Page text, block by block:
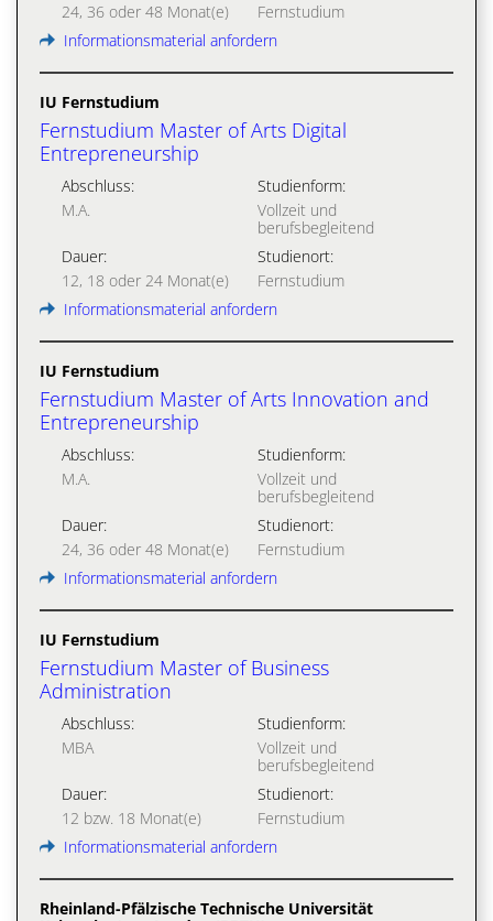
24, 36 oder 48 Monat(e)
Fernstudium
Informationsmaterial anfordern
IU Fernstudium
Fernstudium Master of Arts Digital
Entrepreneurship
Abschluss:
M.A.
Studienform:
Vollzeit und
berufsbegleitend
Dauer:
12, 18 oder 24 Monat(e)
Studienort:
Fernstudium
Informationsmaterial anfordern
IU Fernstudium
Fernstudium Master of Arts Innovation and
Entrepreneurship
Abschluss:
M.A.
Studienform:
Vollzeit und
berufsbegleitend
Dauer:
24, 36 oder 48 Monat(e)
Studienort:
Fernstudium
Informationsmaterial anfordern
IU Fernstudium
Fernstudium Master of Business
Administration
Abschluss:
MBA
Studienform:
Vollzeit und
berufsbegleitend
Dauer:
12 bzw. 18 Monat(e)
Studienort:
Fernstudium
Informationsmaterial anfordern
Rheinland-Pfälzische Technische Universität